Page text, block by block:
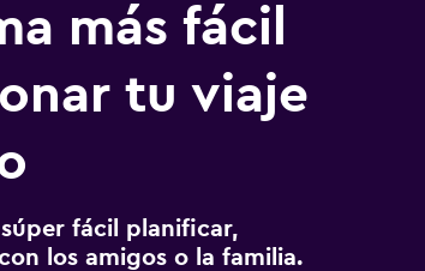
más fácil
tu viaje
súper fácil planificar,
los amigos o la familia.